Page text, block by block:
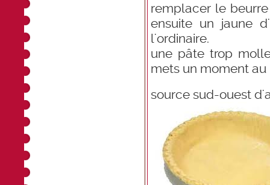
remplacer le
ensuite un jaune
l'ordinaire.
une pâte trop
mets un moment au
source sud-ouest